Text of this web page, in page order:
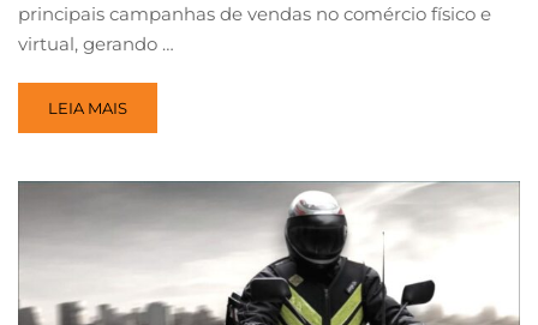
principais campanhas de vendas no comércio físico e
virtual, gerando …
LEIA MAIS